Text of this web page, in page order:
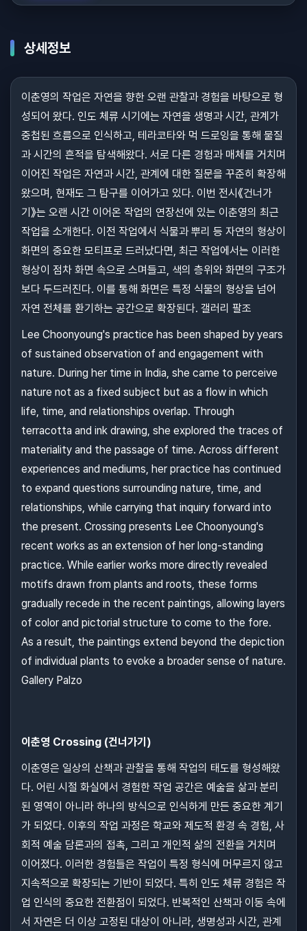
상세정보
이춘영의 작업은 자연을 향한 오랜 관찰과 경험을 바탕으로 형
성되어 왔다. 인도 체류 시기에는 자연을 생명과 시간, 관계가
중첩된 흐름으로 인식하고, 테라코타와 먹 드로잉을 통해 물질
과 시간의 흔적을 탐색해왔다. 서로 다른 경험과 매체를 거치며
이어진 작업은 자연과 시간, 관계에 대한 질문을 꾸준히 확장해
왔으며, 현재도 그 탐구를 이어가고 있다. 이번 전시《건너가
기》는 오랜 시간 이어온 작업의 연장선에 있는 이춘영의 최근
작업을 소개한다. 이전 작업에서 식물과 뿌리 등 자연의 형상이
화면의 중요한 모티프로 드러났다면, 최근 작업에서는 이러한
형상이 점차 화면 속으로 스며들고, 색의 층위와 화면의 구조가
보다 두드러진다. 이를 통해 화면은 특정 식물의 형상을 넘어
자연 전체를 환기하는 공간으로 확장된다. 갤러리 팔조
Lee Choonyoung's practice has been shaped by years
of sustained observation of and engagement with
nature. During her time in India, she came to perceive
nature not as a fixed subject but as a flow in which
life, time, and relationships overlap. Through
terracotta and ink drawing, she explored the traces of
materiality and the passage of time. Across different
experiences and mediums, her practice has continued
to expand questions surrounding nature, time, and
relationships, while carrying that inquiry forward into
the present. Crossing presents Lee Choonyoung's
recent works as an extension of her long-standing
practice. While earlier works more directly revealed
motifs drawn from plants and roots, these forms
gradually recede in the recent paintings, allowing layers
of color and pictorial structure to come to the fore.
As a result, the paintings extend beyond the depiction
of individual plants to evoke a broader sense of nature.
Gallery Palzo
이춘영 Crossing (건너가기)
이춘영은 일상의 산책과 관찰을 통해 작업의 태도를 형성해왔
다. 어린 시절 화실에서 경험한 작업 공간은 예술을 삶과 분리
된 영역이 아니라 하나의 방식으로 인식하게 만든 중요한 계기
가 되었다. 이후의 작업 과정은 학교와 제도적 환경 속 경험, 사
회적 예술 담론과의 접촉, 그리고 개인적 삶의 전환을 거치며
이어졌다. 이러한 경험들은 작업이 특정 형식에 머무르지 않고
지속적으로 확장되는 기반이 되었다. 특히 인도 체류 경험은 작
업 인식의 중요한 전환점이 되었다. 반복적인 산책과 이동 속에
서 자연은 더 이상 고정된 대상이 아니라, 생명성과 시간, 관계